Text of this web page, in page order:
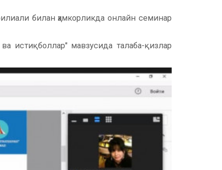
билан ҳамкорликда онлайн семинар
истиқболлар" мавзусида талаба-қизлар